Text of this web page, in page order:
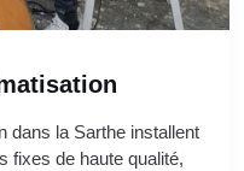
dans la Sarthe installent
fixes de haute qualité,